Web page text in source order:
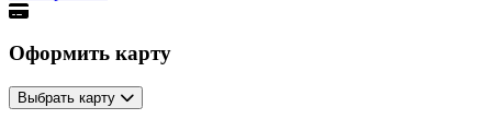
Оформить карту
Выбрать карту